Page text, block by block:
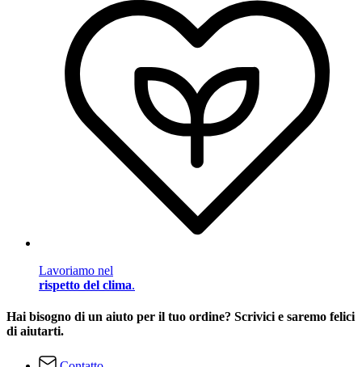
Lavoriamo nel
rispetto del clima.
Hai bisogno di un aiuto per il tuo ordine? Scrivici e saremo felici
di aiutarti.